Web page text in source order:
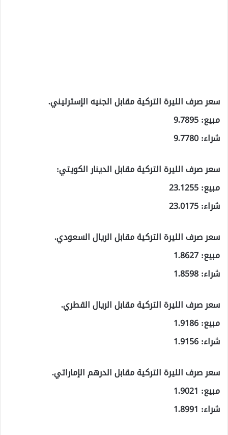
سعر صرف الليرة التركية مقابل الجنيه الإسترليني.
مبيع: 9.7895
شراء: 9.7780
سعر صرف الليرة التركية مقابل الدينار الكويتي:
مبيع: 23.1255
شراء: 23.0175
سعر صرف الليرة التركية مقابل الريال السعودي.
مبيع: 1.8627
شراء: 1.8598
سعر صرف الليرة التركية مقابل الريال القطري.
مبيع: 1.9186
شراء: 1.9156
سعر صرف الليرة التركية مقابل الدرهم الإماراتي.
مبيع: 1.9021
شراء: 1.8991